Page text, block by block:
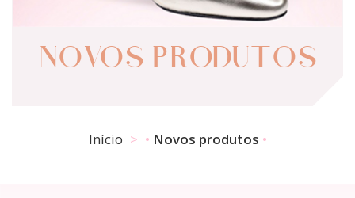
NOVOS PRODUTOS
Início Novos produtos